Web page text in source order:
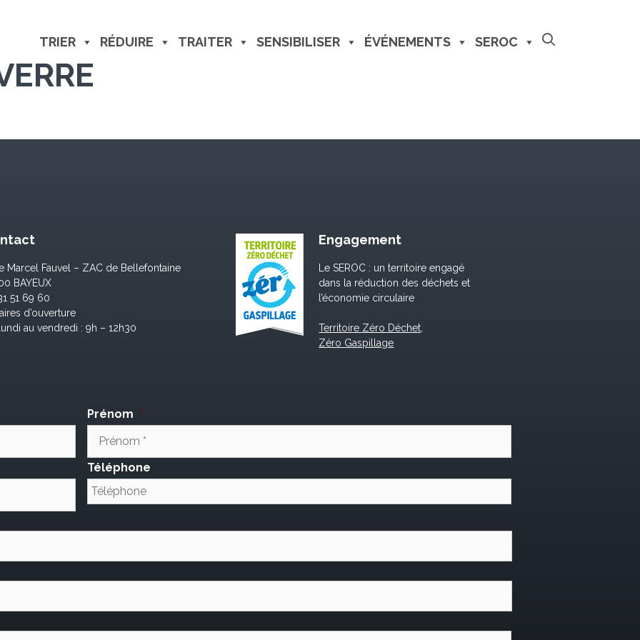
TRIER RÉDUIRE TRAITER SENSIBILISER ÉVÉNEMENTS SEROC
Marcel Fauvel – ZAC de Bellefontaine
BAYEUX
51 69 60
d’ouverture
au vendredi : 9h – 12h30
Engagement
Le SEROC : un territoire engagé
dans la réduction des déchets et
l’économie circulaire
Territoire Zéro Déchet,
Zéro Gaspillage
Prénom *
Téléphone